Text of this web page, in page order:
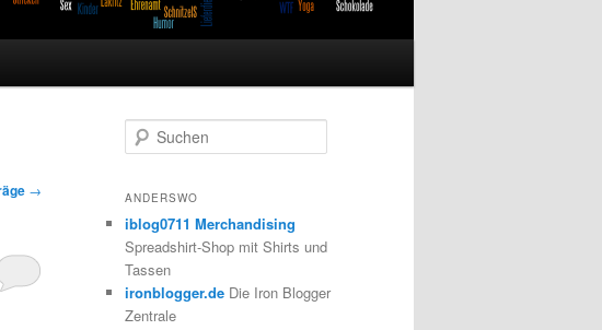
→
u
h
n
ANDERSWO
iblog0711 Merchandising
Spreadshirt-Shop mit Shirts und
Tassen
ironblogger.de Die Iron Blogger
Zentrale